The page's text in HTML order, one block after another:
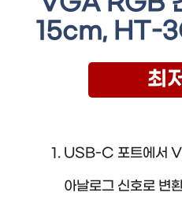
15cm, HT-
최
USB-C 포트에서
아날로그 신호로 변